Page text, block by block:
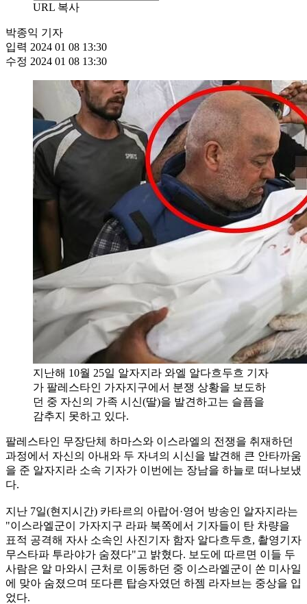
URL 복사
박종익 기자
입력 2024 01 08 13:30
수정 2024 01 08 13:30
지난해 10월 25일 알자지라 와엘 알다흐두흐 기자
가 팔레스타인 가자지구에서 분쟁 상황을 보도하
던 중 자신의 가족 시신(딸)을 발견하고는 슬픔을
감추지 못하고 있다.
팔레스타인 무장단체 하마스와 이스라엘의 전쟁을 취재하던
과정에서 자신의 아내와 두 자녀의 시신을 발견해 큰 안타까움
을 준 알자지라 소속 기자가 이번에는 장남을 하늘로 떠나보냈
다.
지난 7일(현지시간) 카타르의 아랍어·영어 방송인 알자지라는
"이스라엘군이 가자지구 라파 북쪽에서 기자들이 탄 차량을
표적 공격해 자사 소속인 사진기자 함자 알다흐두흐, 촬영기자
무스타파 투라야가 숨졌다"고 밝혔다. 보도에 따르면 이들 두
사람은 알 마와시 근처로 이동하던 중 이스라엘군이 쏜 미사일
에 맞아 숨졌으며 또다른 탑승자였던 하젬 라자브는 중상을 입
었다.